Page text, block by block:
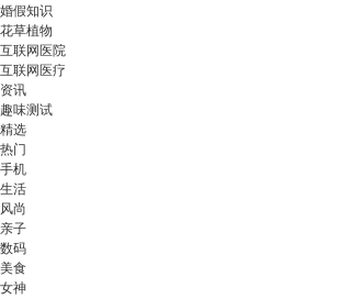
婚假知识
花草植物
互联网医院
互联网医疗
资讯
趣味测试
精选
热门
手机
生活
风尚
亲子
数码
美食
女神